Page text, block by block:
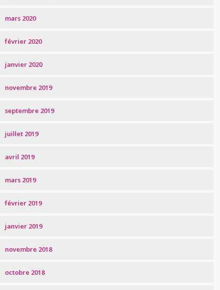
mars 2020
février 2020
janvier 2020
novembre 2019
septembre 2019
juillet 2019
avril 2019
mars 2019
février 2019
janvier 2019
novembre 2018
octobre 2018